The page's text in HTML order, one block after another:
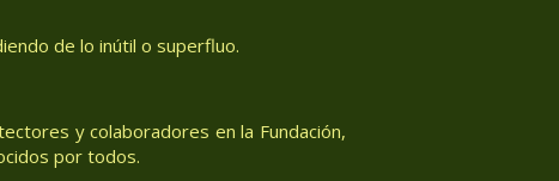
de lo inútil o superfluo.
y colaboradores en la Fundación,
por todos.